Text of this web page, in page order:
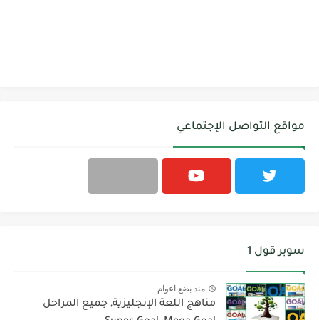
مواقع التواصل الإجتماعي
سوبر قول 1
منذ بضع اعوام
مناهج اللغة الإنجليزية, جميع المراحل